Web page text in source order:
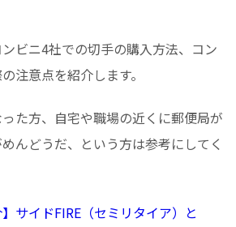
ビニ4社での切手の購入方法、コン
注意点を紹介します。
た方、自宅や職場の近くに郵便局が
んどうだ、という方は参考にしてく
サイドFIRE（セミリタイア）と